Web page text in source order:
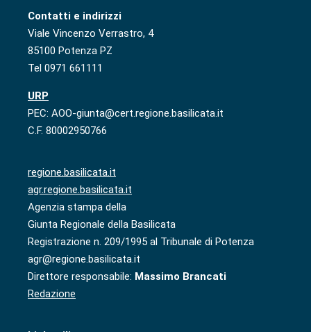
Contatti e indirizzi
Viale Vincenzo Verrastro, 4
85100 Potenza PZ
Tel 0971 661111
URP
PEC: AOO-giunta@cert.regione.basilicata.it
C.F. 80002950766
regione.basilicata.it
agr.regione.basilicata.it
Agenzia stampa della
Giunta Regionale della Basilicata
Registrazione n. 209/1995 al Tribunale di Potenza
agr@regione.basilicata.it
Direttore responsabile: Massimo Brancati
Redazione